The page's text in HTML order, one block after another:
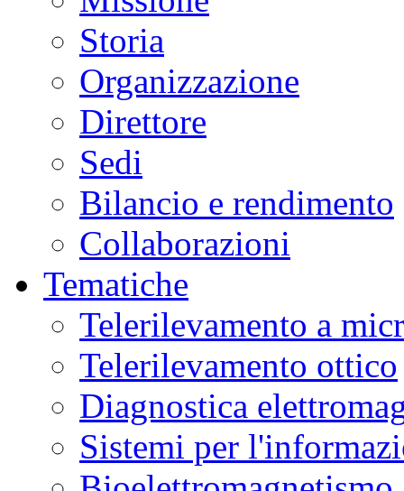
Storia
Organizzazione
Direttore
Sedi
Bilancio e rendimento
Collaborazioni
Tematiche
Telerilevamento a
Telerilevamento ottico
Diagnostica
Sistemi per